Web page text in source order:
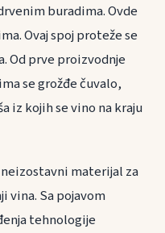
buradima. Ovde
Ovaj spoj proteže se
Od prve proizvodnje
se grožđe čuvalo,
iz kojih se vino na kraju
materijal za
vina. Sa pojavom
tehnologije